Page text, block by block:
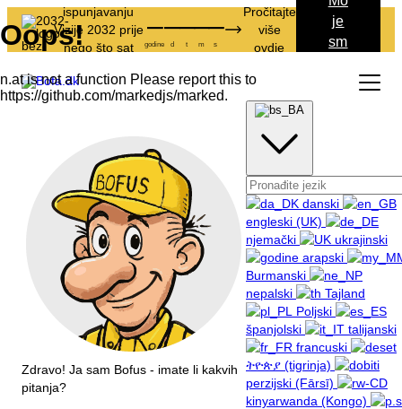
ispunjavanju
Vizije 2032 prije
nego što sat
–
godine
–
d
–
t
–
m
–
s
Pročitajte
više
ovdje
je
sm
Zdravo! Ja sam Bofus - imate li kakvih
pitanja?
danski
engleski (UK)
njemački
ukrajinski
arapski
Burmanski
nepalski
Tajland
Poljski
španjolski
talijanski
francuski
ትዮጵያ (tigrinja)
perzijski (Fārsī)
kinyarwanda (Kongo)